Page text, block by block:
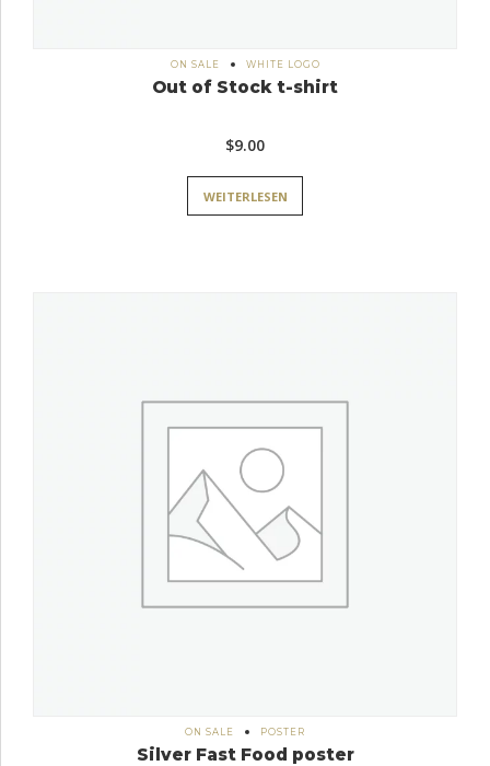
ON SALE WHITE LOGO
Out of Stock t-shirt
$9.00
WEITERLESEN
ON SALE POSTER
Silver Fast Food poster